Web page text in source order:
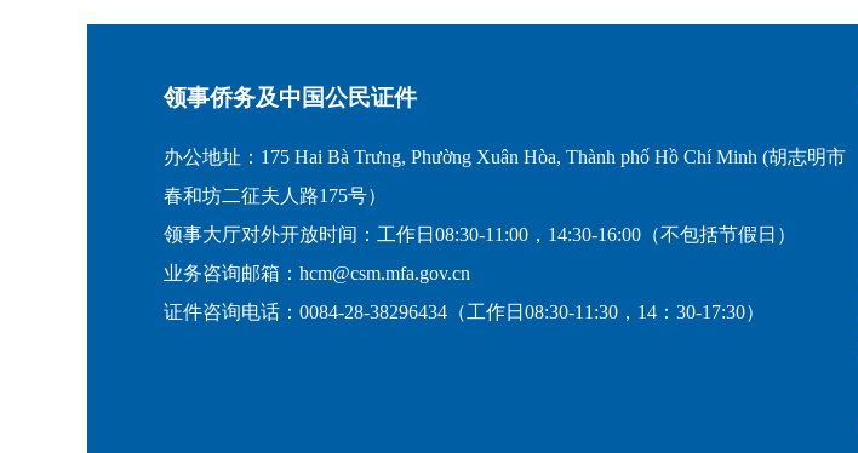
领事侨务及中国公民证件
办公地址：175 Hai Bà Trưng, Phường Xuân Hòa, Thành phố Hồ Chí Minh (胡志明市
春和坊二征夫人路175号）
领事大厅对外开放时间：工作日08:30-11:00，14:30-16:00（不包括节假日）
业务咨询邮箱：hcm@csm.mfa.gov.cn
证件咨询电话：0084-28-38296434（工作日08:30-11:30，14：30-17:30）